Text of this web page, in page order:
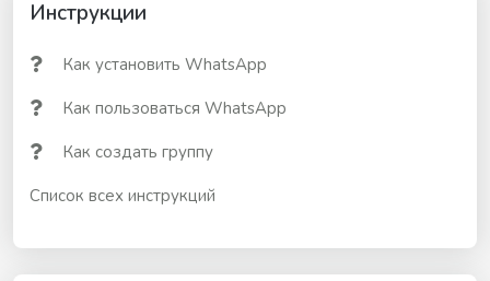
Инструкции
Как установить WhatsApp
Как пользоваться WhatsApp
Как создать группу
Список всех инструкций